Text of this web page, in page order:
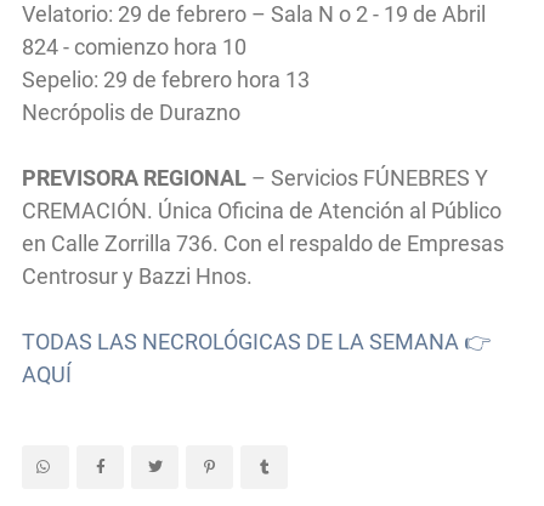
Velatorio: 29 de febrero – Sala N o 2 - 19 de Abril
824 - comienzo hora 10
Sepelio: 29 de febrero hora 13
Necrópolis de Durazno
PREVISORA REGIONAL – Servicios FÚNEBRES Y
CREMACIÓN. Única Oficina de Atención al Público
en Calle Zorrilla 736. Con el respaldo de Empresas
Centrosur y Bazzi Hnos.
TODAS LAS NECROLÓGICAS DE LA SEMANA 👉
AQUÍ